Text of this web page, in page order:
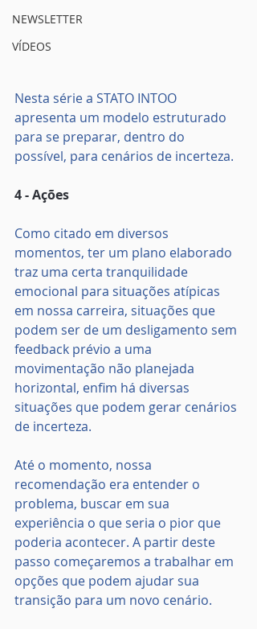
NEWSLETTER
VÍDEOS
Nesta série a STATO INTOO
apresenta um modelo estruturado
para se preparar, dentro do
possível, para cenários de incerteza.
4 - Ações
Como citado em diversos
momentos, ter um plano elaborado
traz uma certa tranquilidade
emocional para situações atípicas
em nossa carreira, situações que
podem ser de um desligamento sem
feedback prévio a uma
movimentação não planejada
horizontal, enfim há diversas
situações que podem gerar cenários
de incerteza.
Até o momento, nossa
recomendação era entender o
problema, buscar em sua
experiência o que seria o pior que
poderia acontecer. A partir deste
passo começaremos a trabalhar em
opções que podem ajudar sua
transição para um novo cenário.